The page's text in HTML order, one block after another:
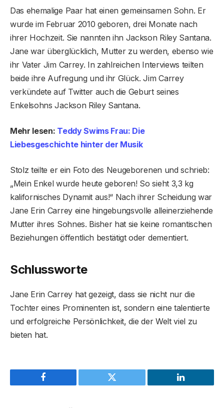
Das ehemalige Paar hat einen gemeinsamen Sohn. Er
wurde im Februar 2010 geboren, drei Monate nach
ihrer Hochzeit. Sie nannten ihn Jackson Riley Santana.
Jane war überglücklich, Mutter zu werden, ebenso wie
ihr Vater Jim Carrey. In zahlreichen Interviews teilten
beide ihre Aufregung und ihr Glück. Jim Carrey
verkündete auf Twitter auch die Geburt seines
Enkelsohns Jackson Riley Santana.
Mehr lesen: Teddy Swims Frau: Die
Liebesgeschichte hinter der Musik
Stolz teilte er ein Foto des Neugeborenen und schrieb:
„Mein Enkel wurde heute geboren! So sieht 3,3 kg
kalifornisches Dynamit aus!“ Nach ihrer Scheidung war
Jane Erin Carrey eine hingebungsvolle alleinerziehende
Mutter ihres Sohnes. Bisher hat sie keine romantischen
Beziehungen öffentlich bestätigt oder dementiert.
Schlussworte
Jane Erin Carrey hat gezeigt, dass sie nicht nur die
Tochter eines Prominenten ist, sondern eine talentierte
und erfolgreiche Persönlichkeit, die der Welt viel zu
bieten hat.
Facebook Twitter LinkedIn